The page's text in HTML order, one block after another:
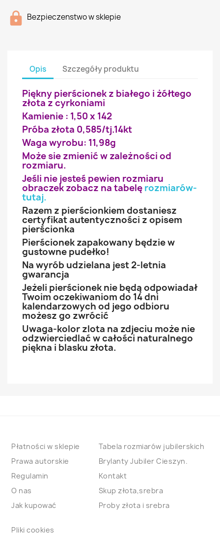
Bezpieczenstwo w sklepie
Opis Szczegóły produktu
Piękny pierścionek z białego i żółtego
złota z cyrkoniami
Kamienie : 1,50 x 142
Próba złota 0,585/tj.14kt
Waga wyrobu: 11,98g
Może sie zmienić w zależności od
rozmiaru.
Jeśli nie jesteś pewien rozmiaru
obraczek zobacz na tabelę rozmiarów-
tutaj.
Razem z pierścionkiem dostaniesz
certyfikat autentyczności z opisem
pierścionka
Pierścionek zapakowany będzie w
gustowne pudełko!
Na wyrób udzielana jest 2-letnia
gwarancja
Jeżeli pierścionek nie będą odpowiadał
Twoim oczekiwaniom do 14 dni
kalendarzowych od jego odbioru
możesz go zwrócić
Uwaga-kolor zlota na zdjeciu może nie
odzwierciedlać w całości naturalnego
piękna i blasku złota.
Płatności w sklepie
Prawa autorskie
Regulamin
O nas
Jak kupować
Tabela rozmiarów jubilerskich
Brylanty Jubiler Cieszyn.
Kontakt
Skup złota,srebra
Proby złota i srebra
Pliki cookies